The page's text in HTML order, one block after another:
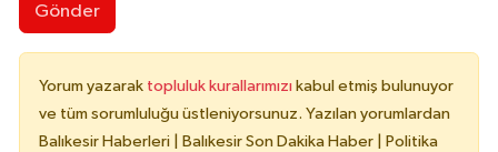
Gönder
Yorum yazarak topluluk kurallarımızı kabul etmiş bulunuyor
ve tüm sorumluluğu üstleniyorsunuz. Yazılan yorumlardan
Balıkesir Haberleri | Balıkesir Son Dakika Haber | Politika